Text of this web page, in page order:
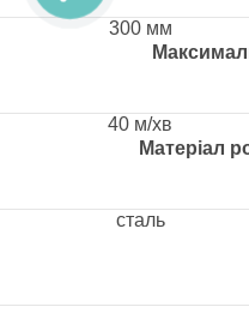
Матеріал
300 мм
40 м/хв
сталь